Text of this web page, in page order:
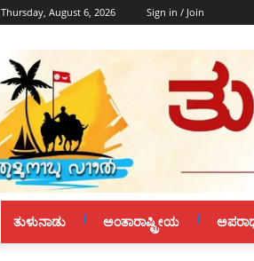
Thursday, August 6, 2026 Sign in / Join
ತುಳುನಾಡು ಅಂತಾರಾಷ್ಟ್ರೀಯ